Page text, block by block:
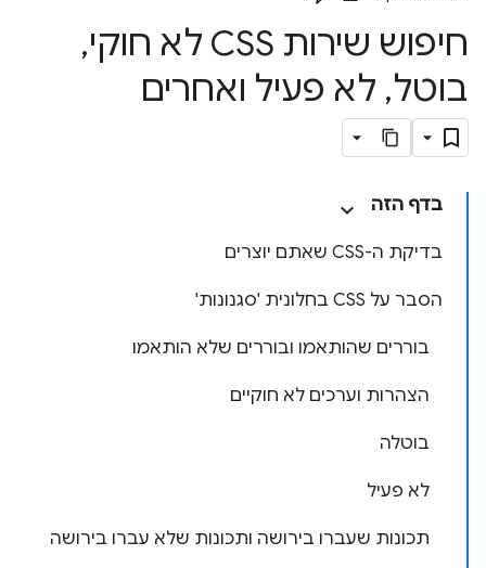
חיפוש שירות CSS לא חוקי
,
בוטל, לא פעיל ואחרים
בדף הזה
בדיקת ה-CSS שאתם יוצרים
הסבר על CSS בחלונית 'סגנונות'
בוררים שהותאמו ובוררים שלא הותאמו
הצהרות וערכים לא חוקיים
בוטלה
לא פעיל
תכונות שעברו בירושה ותכונות שלא עברו בירושה